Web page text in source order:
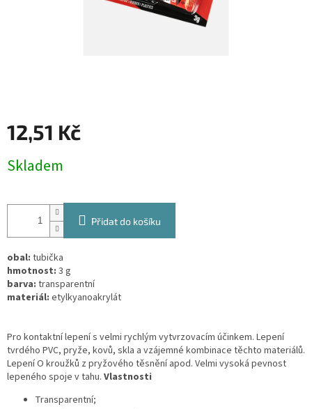
12,51 Kč
cena:
Skladem
Přidat do košíku
obal: tubička
hmotnost: 3 g
barva: transparentní
materiál: etylkyanoakrylát
Pro kontaktní lepení s velmi rychlým vytvrzovacím účinkem. Lepení
tvrdého PVC, pryže, kovů, skla a vzájemné kombinace těchto materiálů.
Lepení O kroužků z pryžového těsnění apod. Velmi vysoká pevnost
lepeného spoje v tahu. Vlastnosti
Transparentní;